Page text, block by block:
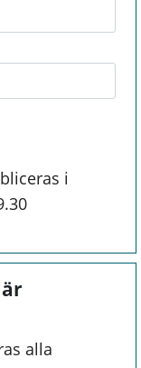
i
alla